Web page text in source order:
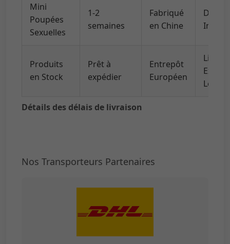
Détails des délais de livraison
Mini
Poupées
Sexuelles
1-2
semaines
Fabriqué
en Chine
DHL/
Produits
en Stock
Prêt à
expédier
Entrepôt
Européen
Locale
Nos Transporteurs Partenaires